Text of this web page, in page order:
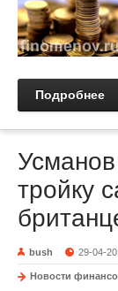
Подробнее
тройку
bush 29-04-
Новости